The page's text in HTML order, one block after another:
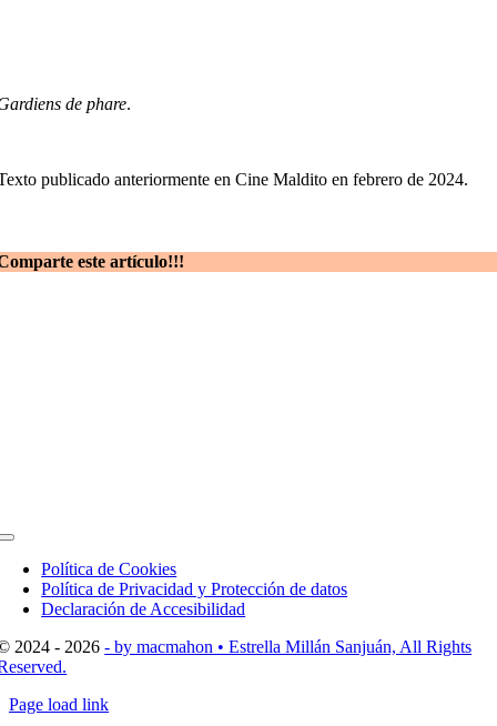
de phare.
publicado anteriormente en Cine Maldito en febrero de 2024.
este artículo!!!
Toggle
NavigationPolítica de Cookies
Política de Privacidad y Protección de datos
Declaración de Accesibilidad
2024 - 2026- by macmahon • Estrella Millán Sanjuán, All Rights
Page load link